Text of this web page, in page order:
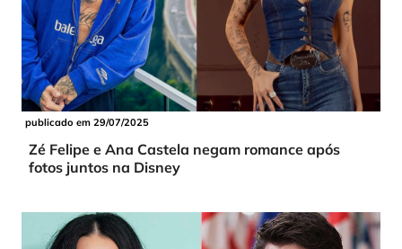
publicado em 29/07/2025
Zé Felipe e Ana Castela negam romance após
fotos juntos na Disney